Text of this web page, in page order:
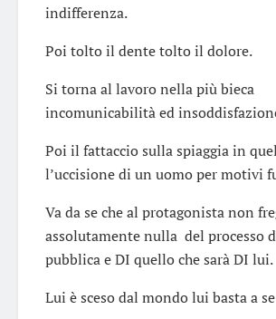
indifferenza.
Poi tolto il dente tolto il dolore.
Si torna al lavoro nella più bieca
incomunicabilità ed
Poi il fattaccio sulla spiaggia in
l’uccisione di un uomo per motivi
Va da se che al protagonista non
assolutamente nulla del processo
pubblica e DI quello che sarà DI lui.
Lui è sceso dal mondo lui basta a